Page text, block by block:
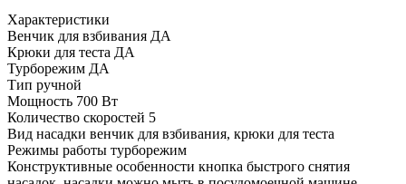
Характеристики
Венчик для взбивания ДА
Крюки для теста ДА
Турборежим ДА
Тип ручной
Мощность 700 Вт
Количество скоростей 5
Вид насадки венчик для взбивания, крюки для теста
Режимы работы турборежим
Конструктивные особенности кнопка быстрого снятия